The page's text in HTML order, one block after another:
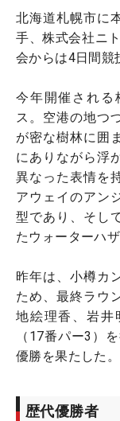
北海道札幌市に
手、株式会社ニ
会からは4日間競
今年開催される
ス。空港の地つ
が密な樹林に囲
にありながら浮
異なった表情を
アウェイのアン
型であり、そし
たウォーターハ
昨年は、小樽カ
ため、最終ラウ
地絵理香、岩井
（17番パー3）
優勝を果たした。
歴代優勝者